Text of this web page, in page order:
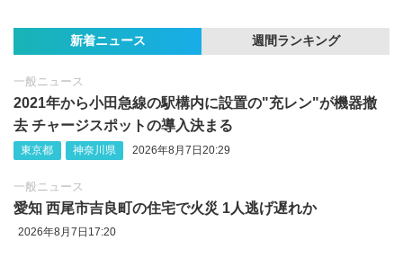
新着ニュース 週間ランキング
一般ニュース
2021年から小田急線の駅構内に設置の"充レン"が機器撤
去 チャージスポットの導入決まる
東京都 神奈川県 2026年8月7日20:29
一般ニュース
愛知 西尾市吉良町の住宅で火災 1人逃げ遅れか
2026年8月7日17:20